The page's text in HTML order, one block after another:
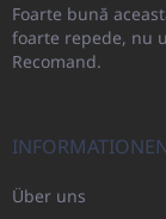
Foarte bună
foarte repede, nu
Recomand.
Über uns